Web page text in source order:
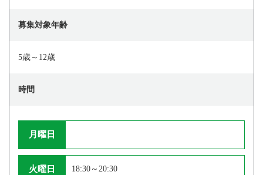
募集対象年齢
5歳～12歳
時間
月曜日
火曜日 18:30～20:30